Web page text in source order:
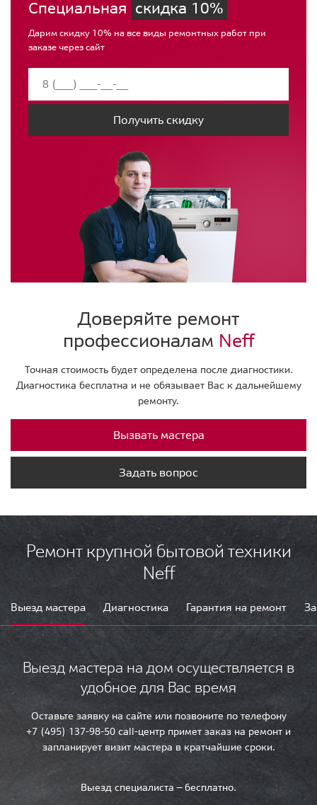
Специальная скидка 10%
Дарим скидку 10% на все виды ремонтных работ при
заказе через сайт
Получить скидку
Доверяйте ремонт
профессионалам Neff
Точная стоимость будет определена после диагностики.
Диагностика бесплатна и не обязывает Вас к дальнейшему
ремонту.
Вызвать мастера
Задать вопрос
Ремонт крупной бытовой техники
Neff
Выезд мастера Диагностика Гарантия на ремонт
Выезд мастера на дом осуществляется в
удобное для Вас время
Оставьте заявку на сайте или позвоните по телефону
+7 (495) 137-98-50 call-центр примет заказ на ремонт и
запланирует визит мастера в кратчайшие сроки.
Выезд специалиста — бесплатно.